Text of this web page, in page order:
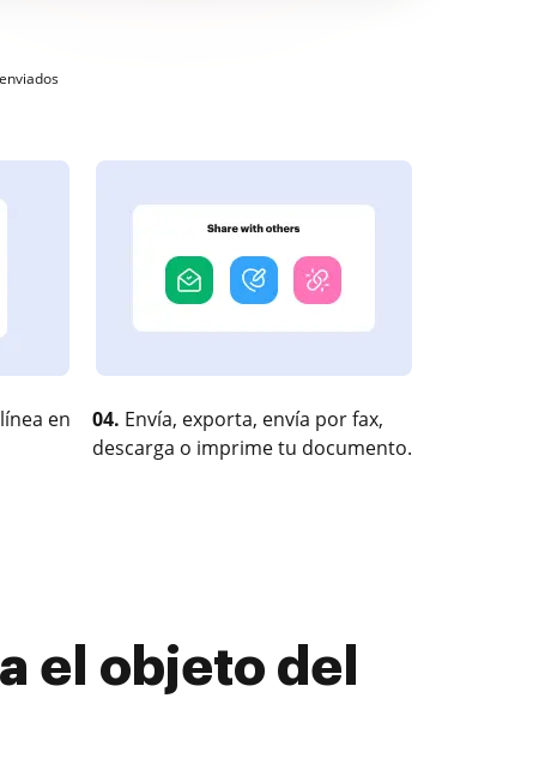
en
04. Envía, exporta, envía por fax,
descarga o imprime tu documento.
el objeto del